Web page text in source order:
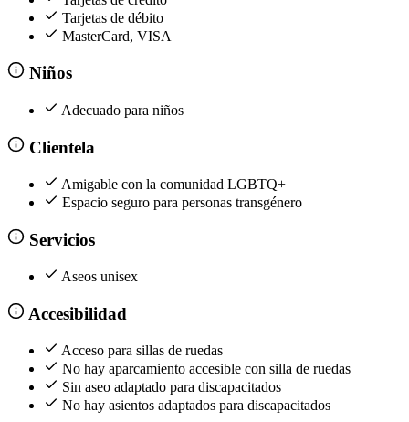
Tarjetas de débito
MasterCard, VISA
Niños
Adecuado para niños
Clientela
Amigable con la comunidad LGBTQ+
Espacio seguro para personas transgénero
Servicios
Aseos unisex
Accesibilidad
Acceso para sillas de ruedas
No hay aparcamiento accesible con silla de ruedas
Sin aseo adaptado para discapacitados
No hay asientos adaptados para discapacitados